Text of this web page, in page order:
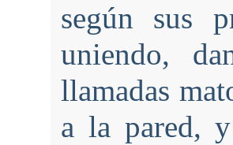
según sus
uniendo,
llamadas
a la pared,